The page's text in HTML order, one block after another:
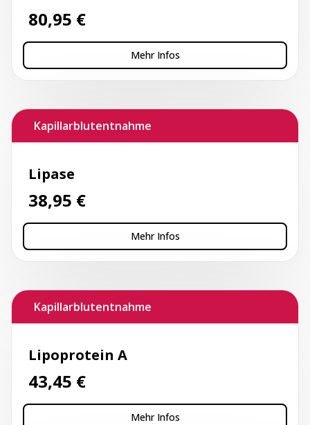
80,95 €
Mehr Infos
Kapillarblutentnahme
Lipase
38,95 €
Mehr Infos
Kapillarblutentnahme
Lipoprotein A
43,45 €
Mehr Infos